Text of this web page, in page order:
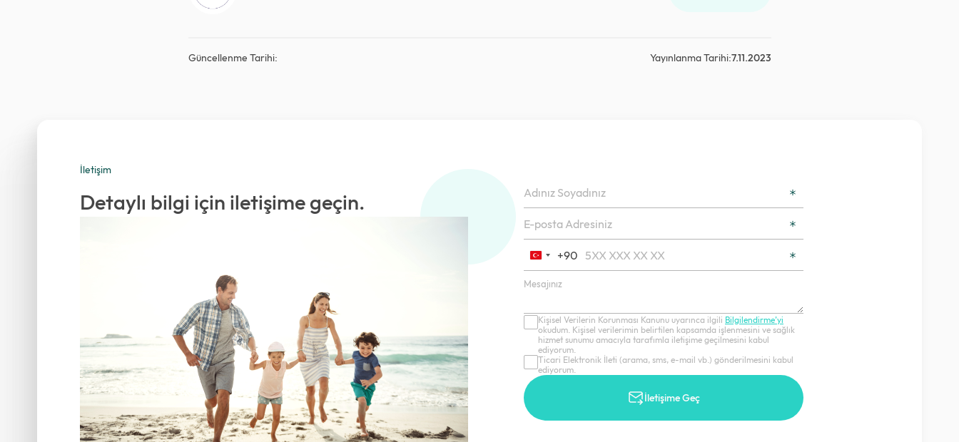
Güncellenme Tarihi: Yayınlanma Tarihi:7.11.2023
İletişim
Detaylı bilgi için iletişime geçin.
Turkey
+90
+90
Kişisel Verilerin Korunması Kanunu uyarınca ilgili Bilgilendirme’yi
okudum. Kişisel verilerimin belirtilen kapsamda işlenmesini ve sağlık
hizmet sunumu amacıyla tarafımla iletişime geçilmesini kabul
ediyorum.
Ticari Elektronik İleti (arama, sms, e-mail vb.) gönderilmesini kabul
ediyorum.
İletişime Geç